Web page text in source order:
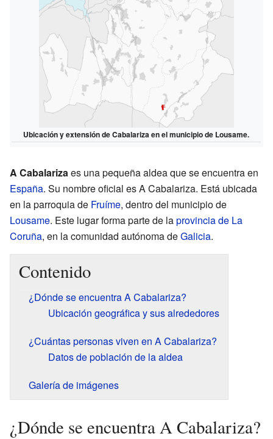
Ubicación y extensión de Cabalariza en el municipio de Lousame.
A Cabalarizaes una pequeña aldea que se encuentra en
España. Su nombre oficial es A Cabalariza. Está ubicada
en la parroquia de Fruíme, dentro del municipio de
Lousame. Este lugar forma parte de laprovincia de La
Coruña, en la comunidad autónoma deGalicia.
Contenido
¿Dónde se encuentra A Cabalariza?
Ubicación geográfica y sus alrededores
¿Cuántas personas viven en A Cabalariza?
Datos de población de la aldea
Galería de imágenes
¿Dónde se encuentra A Cabalariza?